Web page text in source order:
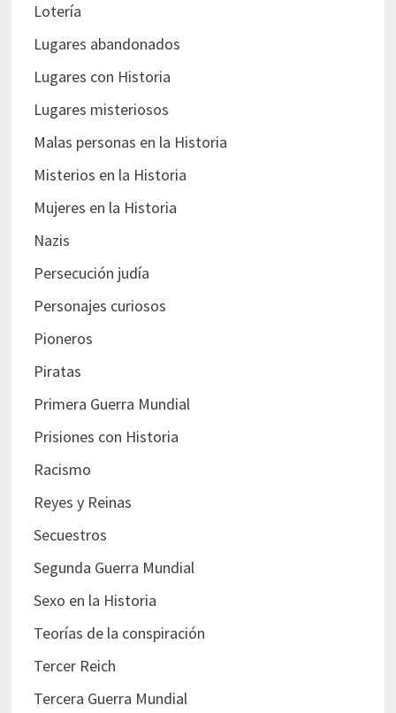
Lotería
Lugares abandonados
Lugares con Historia
Lugares misteriosos
Malas personas en la Historia
Misterios en la Historia
Mujeres en la Historia
Nazis
Persecución judía
Personajes curiosos
Pioneros
Piratas
Primera Guerra Mundial
Prisiones con Historia
Racismo
Reyes y Reinas
Secuestros
Segunda Guerra Mundial
Sexo en la Historia
Teorías de la conspiración
Tercer Reich
Tercera Guerra Mundial